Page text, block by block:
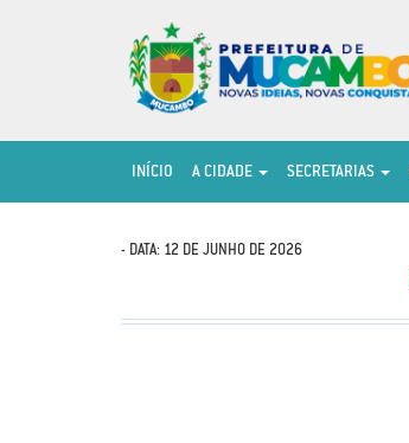
INÍCIO A CIDADE SECRETARIAS
- DATA: 12 DE JUNHO DE 2026